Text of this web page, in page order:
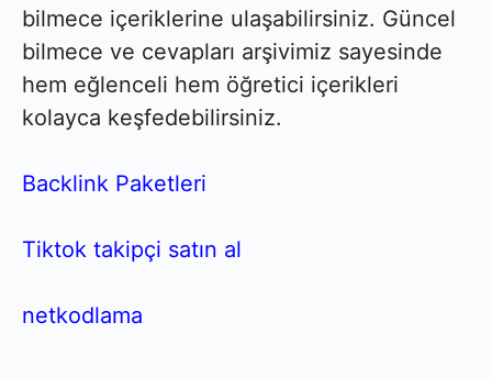
bilmece içeriklerine ulaşabilirsiniz. Güncel
bilmece ve cevapları arşivimiz sayesinde
hem eğlenceli hem öğretici içerikleri
kolayca keşfedebilirsiniz.
Backlink Paketleri
Tiktok takipçi satın al
netkodlama